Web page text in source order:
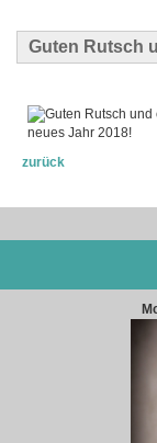
Guten Rutsch
zurück